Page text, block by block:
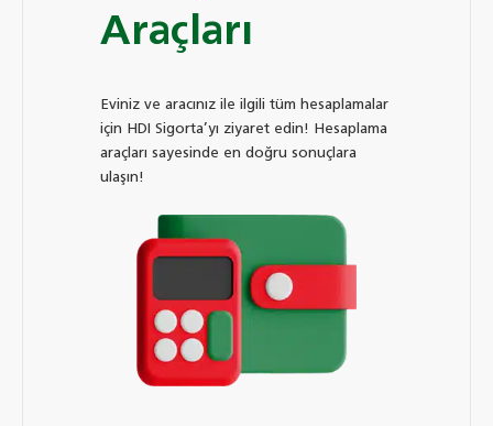
Araçları
Eviniz ve aracınız ile ilgili tüm hesaplamalar
için HDI Sigorta’yı ziyaret edin! Hesaplama
araçları sayesinde en doğru sonuçlara
ulaşın!